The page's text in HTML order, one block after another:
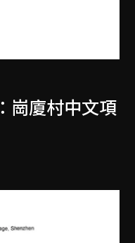
崗廈村中文項